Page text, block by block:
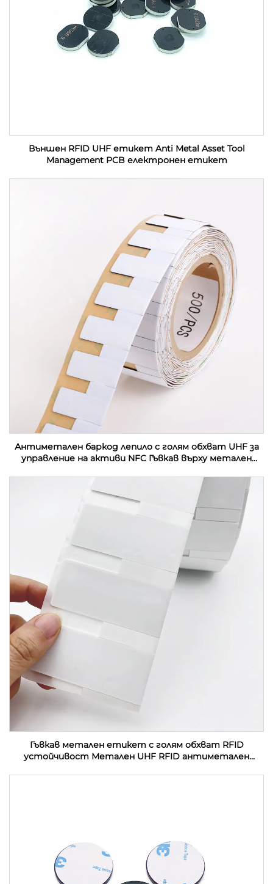
Външен RFID UHF етикет Anti Metal Asset Tool
Management PCB електронен етикет
Антиметален баркод лепило с голям обхват UHF за
управление на активи NFC Гъвкав върху метален
Гъвкав метален етикет с голям обхват RFID
устойчивост Метален UHF RFID антиметален